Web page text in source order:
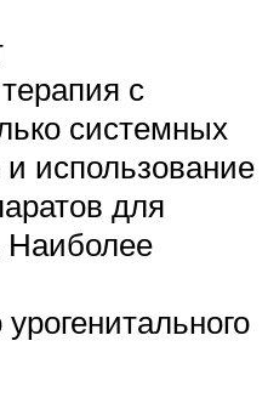
с
системных
использование
для
Наиболее